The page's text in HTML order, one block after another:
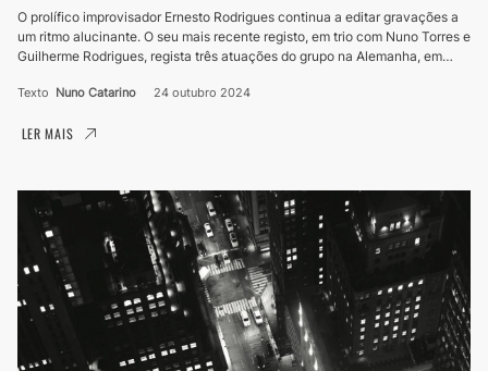
O prolífico improvisador Ernesto Rodrigues continua a editar gravações a
um ritmo alucinante. O seu mais recente registo, em trio com Nuno Torres e
Guilherme Rodrigues, regista três atuações do grupo na Alemanha, em
Texto Nuno Catarino 24 outubro 2024
LER MAIS